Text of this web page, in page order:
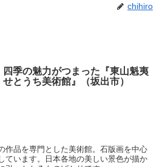
chihiro
四季の魅力がつまった『東山魁夷
せとうち美術館』（坂出市）
作品を専門とした美術館。石版画を中心
ています。日本各地の美しい景色が描か